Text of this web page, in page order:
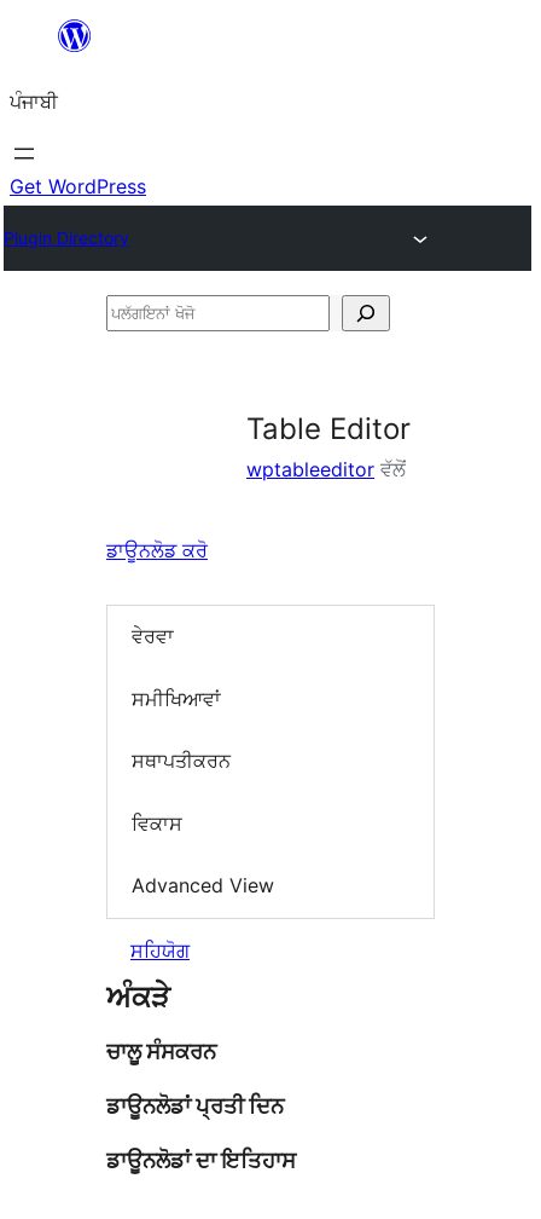
'ਤੇ
ਜਾਓ
ਪੰਜਾਬੀ
Get WordPress
Plugin Directory
ਪਲੱਗਇਨਾਂ
Table Editor
wptableeditor ਵੱਲੋਂ
ਡਾਊਨਲੋਡ ਕਰੋ
ਵੇਰਵਾ
ਸਮੀਖਿਆਵਾਂ
ਸਥਾਪਤੀਕਰਨ
ਵਿਕਾਸ
Advanced View
ਸਹਿਯੋਗ
ਅੰਕੜੇ
ਚਾਲੂ ਸੰਸਕਰਨ
ਡਾਊਨਲੋਡਾਂ ਪ੍ਰਤੀ ਦਿਨ
ਡਾਊਨਲੋਡਾਂ ਦਾ ਇਤਿਹਾਸ